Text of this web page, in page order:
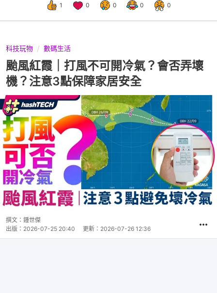
1 0 0 0 0
科技玩物 數碼生活
颱風紅霞｜打風不可開冷氣？會否弄壞
機？注意3點保障家居安全
撰文： 鍾世傑
出版： 2026-07-25 20:40 更新： 2026-07-26 12:36